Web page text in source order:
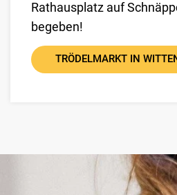
Rathausplatz auf
begeben!
TRÖDELMARKT IN